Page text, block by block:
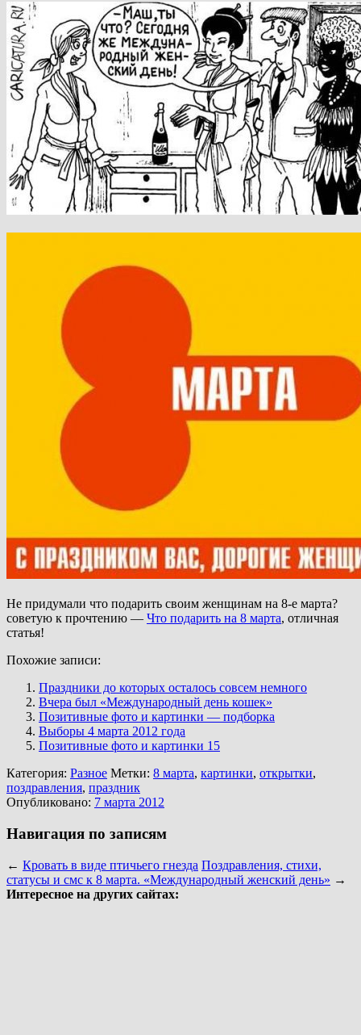
Не придумали что подарить своим женщинам на 8-е марта?
советую к прочтению — Что подарить на 8 марта, отличная
статья!
Похожие записи:
Праздники до которых осталось совсем немного
Вчера был «Международный день кошек»
Позитивные фото и картинки — подборка
Выборы 4 марта 2012 года
Позитивные фото и картинки 15
Категория: Разное Метки: 8 марта, картинки, открытки,
поздравления, праздник
Опубликовано: 7 марта 2012
Навигация по записям
← Кровать в виде птичьего гнезда Поздравления, стихи,
статусы и смс к 8 марта. «Международный женский день» →
Интересное на других сайтах: